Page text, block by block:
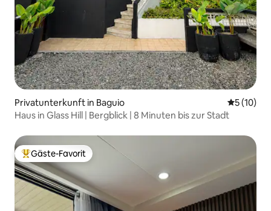
Privatunterkunft in Baguio
5 (10)
Haus in Glass Hill | Bergblick | 8 Minuten bis zur Stadt
Beliebter Gäste-Favorit.
Gäste-Favorit